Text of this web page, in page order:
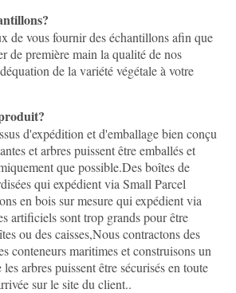
de vous fournir des échantillons afin que
de première main la qualité de nos
de la variété végétale à votre
d'expédition et d'emballage bien conçu
et arbres puissent être emballés et
que possible.Des boîtes de
qui expédient via Small Parcel
en bois sur mesure qui expédient via
artificiels sont trop grands pour être
ou des caisses,Nous contractons des
conteneurs maritimes et construisons un
arbres puissent être sécurisés en toute
sur le site du client..